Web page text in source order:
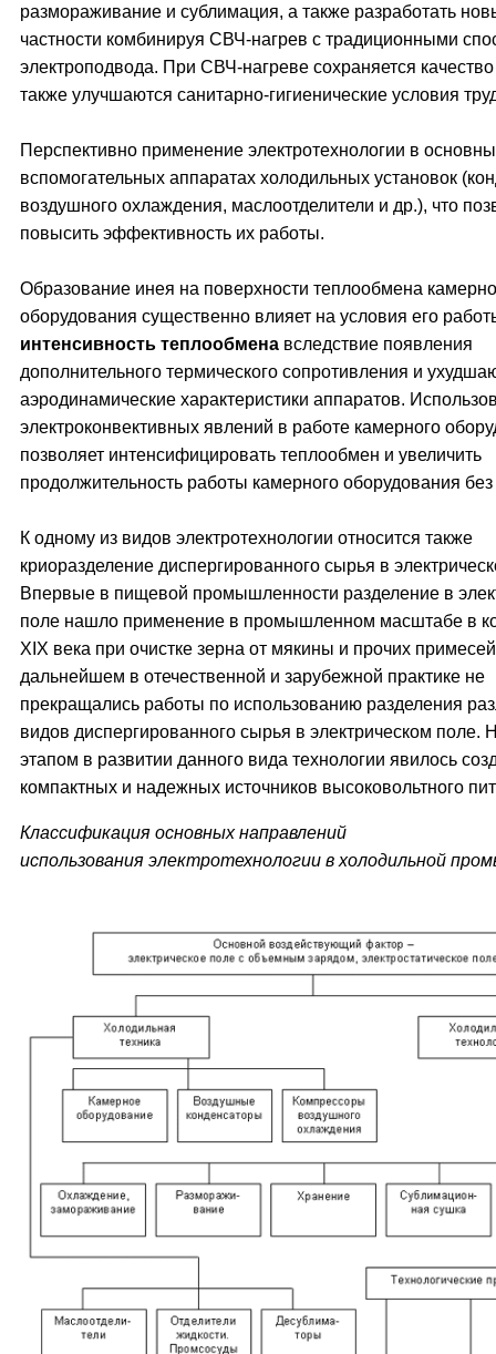
размораживание и сублимация, а также разработать
частности комбинируя СВЧ-нагрев с традиционными
электроподвода. При СВЧ-нагреве сохраняется
также улучшаются санитарно-гигиенические условия
Перспективно применение электротехнологии в
вспомогательных аппаратах холодильных установок
воздушного охлаждения, маслоотделители и др.), что
повысить эффективность их работы.
Образование инея на поверхности теплообмена
оборудования существенно влияет на условия его
интенсивность теплообмена вследствие появления
дополнительного термического сопротивления и
аэродинамические характеристики аппаратов.
электроконвективных явлений в работе камерного
позволяет интенсифицировать теплообмен и увеличить
продолжительность работы камерного оборудования
К одному из видов электротехнологии относится также
криоразделение диспергированного сырья в
Впервые в пищевой промышленности разделение в
поле нашло применение в промышленном масштабе в
XIX века при очистке зерна от мякины и прочих
дальнейшем в отечественной и зарубежной практике не
прекращались работы по использованию разделения
видов диспергированного сырья в электрическом поле.
этапом в развитии данного вида технологии явилось
компактных и надежных источников высоковольтного
Классификация основных направлений
использования электротехнологии в холодильной